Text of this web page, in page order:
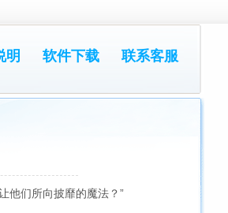
明 软件下载 联系客服
他们所向披靡的魔法？”